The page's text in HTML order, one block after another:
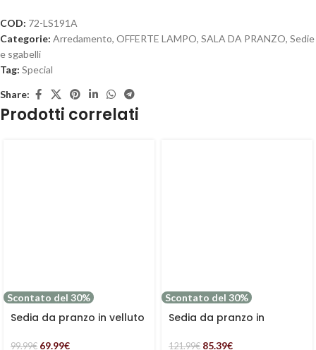
COD: 72-LS191A
Categorie: Arredamento, OFFERTE LAMPO, SALA DA PRANZO, Sedie
e sgabelli
Tag: Special
Share:
Prodotti correlati
Scontato del 30%
Sedia da pranzo in velluto
99.99€ 69.99€
Scontato del 30%
Sedia da pranzo in
“Tina”
121.99€ 85.39€